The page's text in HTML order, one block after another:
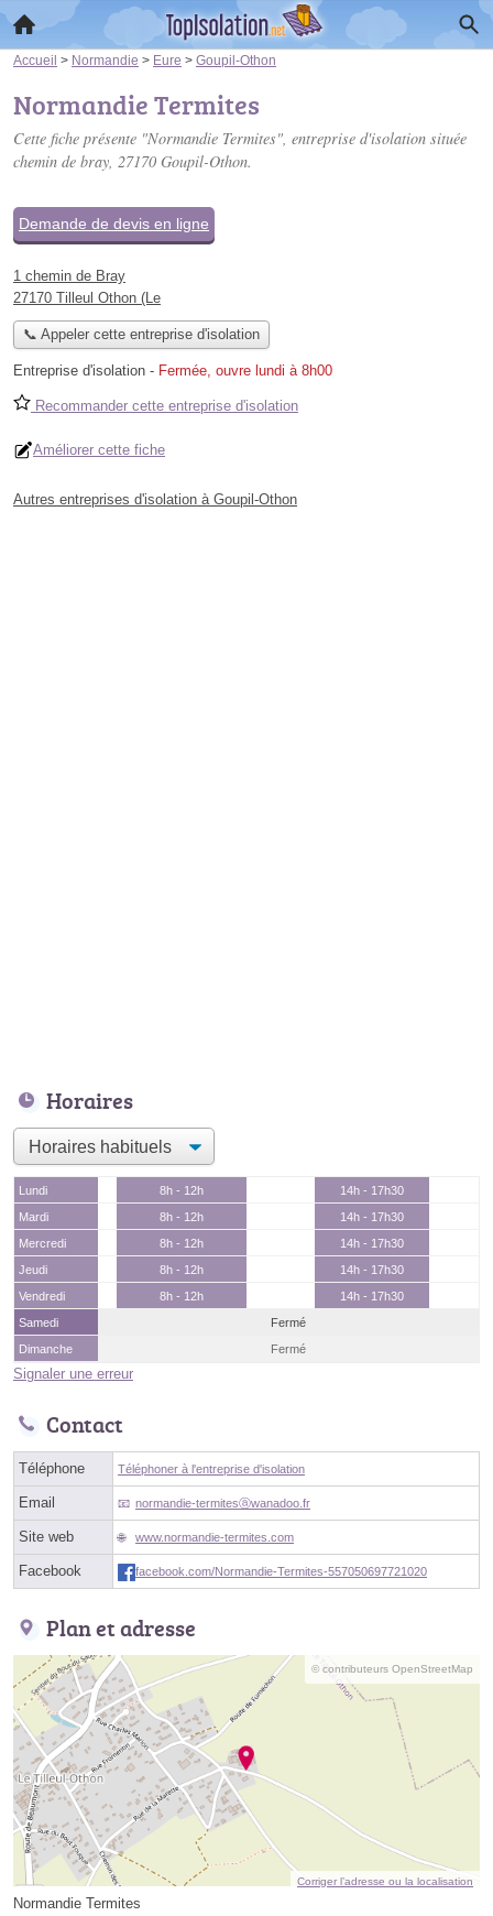
Accueil > Normandie > Eure > Goupil-Othon
Normandie Termites
Cette fiche présente "Normandie Termites", entreprise d'isolation située
chemin de bray, 27170 Goupil-Othon.
Demande de devis en ligne
1 chemin de Bray
27170 Tilleul Othon (Le
📞 Appeler cette entreprise d'isolation
Entreprise d'isolation - Fermée, ouvre lundi à 8h00
Recommander cette entreprise d'isolation
Améliorer cette fiche
Autres entreprises d'isolation à Goupil-Othon
Horaires
Lundi 8h - 12h
14h - 17h30
Mardi
8h - 12h
14h - 17h30
Mercredi
8h - 12h
14h - 17h30
Jeudi
8h - 12h
14h - 17h30
Vendredi
8h - 12h
14h - 17h30
Samedi
Fermé
Dimanche
Fermé
Signaler une erreur
Contact
Téléphone Téléphoner à l'entreprise d'isolation
Email normandie-termitesⓐwanadoo.fr
Site web www.normandie-termites.com
Facebook facebook.com/Normandie-Termites-557050697721020
Plan et adresse
© contributeurs OpenStreetMap
Corriger l’adresse ou la localisation
Normandie Termites